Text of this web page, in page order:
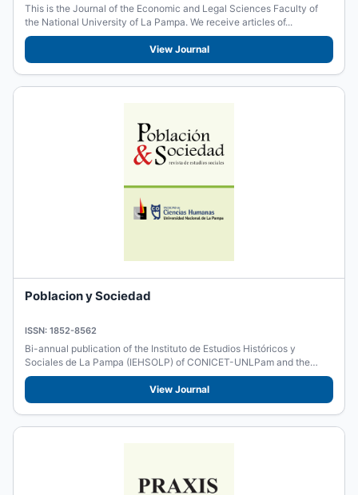
This is the Journal of the Economic and Legal Sciences Faculty of
the National University of La Pampa. We receive articles of...
View Journal
Poblacion y Sociedad
ISSN: 1852-8562
Bi-annual publication of the Instituto de Estudios Históricos y
Sociales de La Pampa (IEHSOLP) of CONICET-UNLPam and the
Faculty of...
View Journal